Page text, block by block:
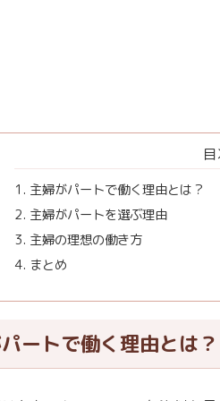
主婦がパートで働く理由とは？
主婦がパートを選ぶ理由
主婦の理想の働き方
まとめ
ートで働く理由とは？